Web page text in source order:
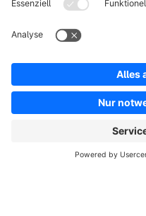
Ressourcen
Datenschutz
Copyright © shopware
Hinweis: * Alle Preise